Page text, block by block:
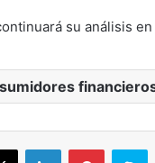
su análisis
X LinkedInPinterest